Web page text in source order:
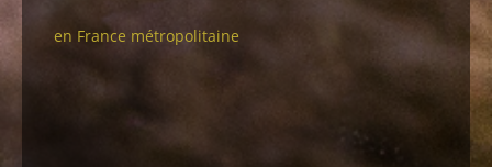
en France métropolitaine